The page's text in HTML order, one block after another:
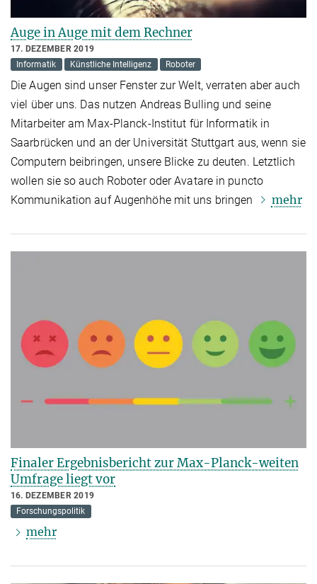
Auge in Auge mit dem Rechner
17. DEZEMBER 2019
Informatik
Künstliche Intelligenz Roboter
Die Augen sind unser Fenster zur Welt, verraten aber auch
viel über uns. Das nutzen Andreas Bulling und seine
Mitarbeiter am Max-Planck-Institut für Informatik in
Saarbrücken und an der Universität Stuttgart aus, wenn sie
Computern beibringen, unsere Blicke zu deuten. Letztlich
wollen sie so auch Roboter oder Avatare in puncto
Kommunikation auf Augenhöhe mit uns bringen
mehr
Finaler Ergebnisbericht zur Max-Planck-weiten
Umfrage liegt vor
16. DEZEMBER 2019
Forschungspolitik
mehr